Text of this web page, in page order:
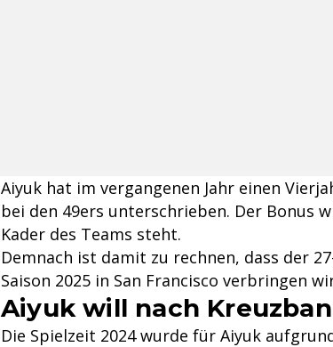
Aiyuk hat im vergangenen Jahr einen
bei den 49ers unterschrieben. Der Bonus
Kader des Teams steht.
Demnach ist damit zu rechnen, dass der
Saison 2025 in San Francisco verbringen
Aiyuk will nach
Die Spielzeit 2024 wurde für Aiyuk